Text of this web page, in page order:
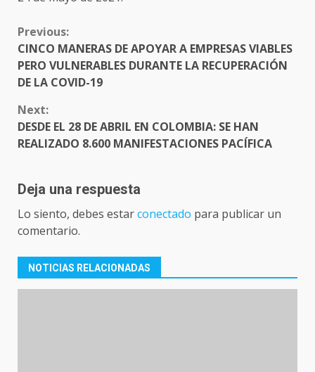
CONTINUE
READING
Previous:
CINCO MANERAS DE APOYAR A EMPRESAS VIABLES
PERO VULNERABLES DURANTE LA RECUPERACIÓN
DE LA COVID-19
Next:
DESDE EL 28 DE ABRIL EN COLOMBIA: SE HAN
REALIZADO 8.600 MANIFESTACIONES PACÍFICA
Deja una respuesta
Lo siento, debes estarconectado para publicar un
comentario.
NOTICIAS RELACIONADAS